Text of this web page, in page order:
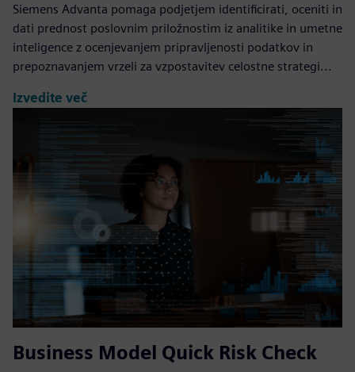
Siemens Advanta pomaga podjetjem identificirati, oceniti in
dati prednost poslovnim priložnostim iz analitike in umetne
inteligence z ocenjevanjem pripravljenosti podatkov in
prepoznavanjem vrzeli za vzpostavitev celostne strategi...
Izvedite več
Business Model Quick Risk Check